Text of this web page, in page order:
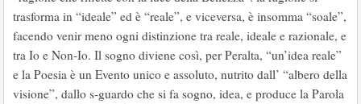
trasforma in “ideale” ed è “reale”, e viceversa, è insomma “soale”,
facendo venir meno ogni distinzione tra reale, ideale e razionale, e
tra Io e Non-Io. Il sogno diviene così, per Peralta, “un’idea reale”
e la Poesia è un Evento unico e assoluto, nutrito dall’ “albero della
visione”, dallo s-guardo che si fa sogno, idea, e produce la Parola